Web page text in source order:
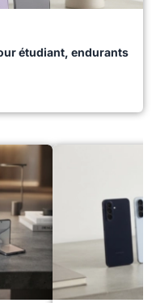
étudiant, endurants